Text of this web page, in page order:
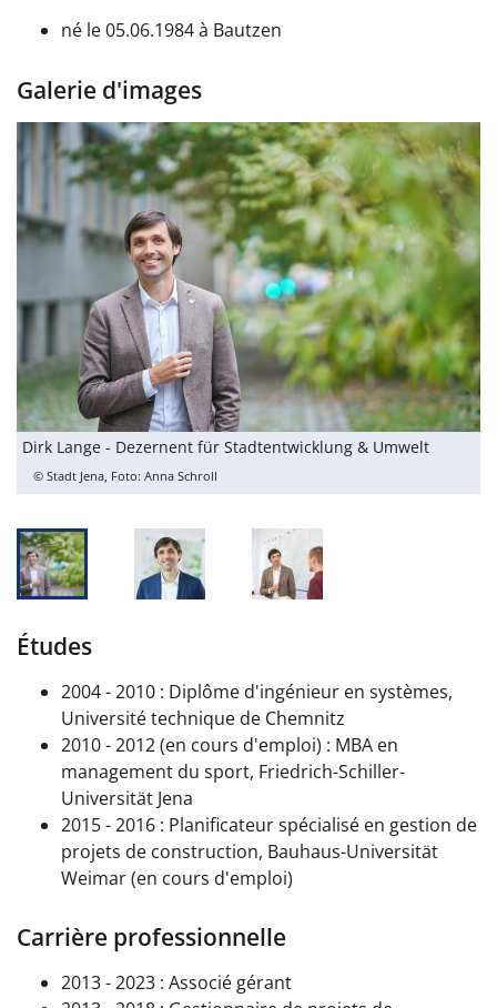
né le 05.06.1984 à Bautzen
Galerie d'images
Dirk Lange - Dezernent für Stadtentwicklung & Umwelt
© Stadt Jena, Foto: Anna Schroll
Études
2004-2010 : Diplôme d'ingénieur en systèmes,
Université technique de Chemnitz
2010-2012 (en cours d'emploi) : MBA en
management du sport, Friedrich-Schiller-
Universität Jena
2015-2016 : Planificateur spécialisé en gestion de
projets de construction, Bauhaus-Universität
Weimar (en cours d'emploi)
Carrière professionnelle
2013- 2023 : Associé gérant